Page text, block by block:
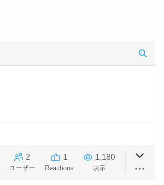
2
ユーザー
1
Reactions
1,180
表示